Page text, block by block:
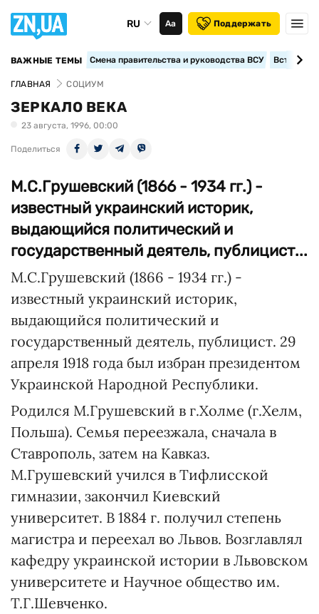
RU Аа Поддержать
ВАЖНЫЕ ТЕМЫ Смена правительства и руководства ВСУ
ГЛАВНАЯ СОЦИУМ
ЗЕРКАЛО ВЕКА
23 августа, 1996, 00:00
Поделиться
М.С.Грушевский (1866 - 1934 гг.) -
известный украинский историк,
выдающийся политический и
государственный деятель, публицист...
М.С.Грушевский (1866 - 1934 гг.) -
известный украинский историк,
выдающийся политический и
государственный деятель, публицист. 29
апреля 1918 года был избран президентом
Украинской Народной Республики.
Родился М.Грушевский в г.Холме (г.Хелм,
Польша). Семья переезжала, сначала в
Ставрополь, затем на Кавказ.
М.Грушевский учился в Тифлисской
гимназии, закончил Киевский
университет. В 1884 г. получил степень
магистра и переехал во Львов. Возглавлял
кафедру украинской истории в Львовском
университете и Научное общество им.
Т.Г.Шевченко.